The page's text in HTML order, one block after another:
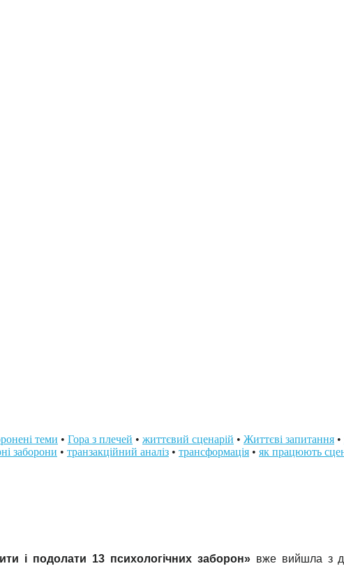
теми • Гора з плечей • життєвий сценарій • Життєві запитання •
заборони • транзакційний аналіз • трансформація • як працюють
і подолати 13 психологічних заборон»вже вийшла з